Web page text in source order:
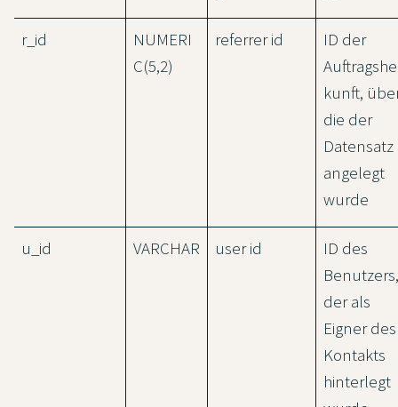
r_id
NUMERI
C(5,2)
referrer id
ID der
kunft,
die der
Datensatz
angelegt
wurde
u_id VARCHAR user id
ID des
Benutzers,
der als
Eigner des
Kontakts
hinterlegt